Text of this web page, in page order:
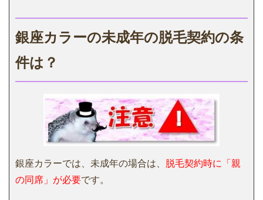
銀座カラーの未成年の脱毛契約の条
件は？
銀座カラーでは、未成年の場合は、
脱毛契約時に「親
の同席」が必要です。